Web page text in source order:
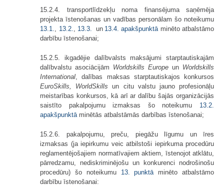
15.2.4. transportlīdzekļu noma finansējuma saņēmēja
projekta īstenošanas un vadības personālam šo noteikumu
13.1.
13.2. 13.3. un 13.4. apakšpunktā minēto atbalstāmo
darbību īstenošanai;
15.2.5. ikgadējie dalībvalsts maksājumi starptautiskajām
dalībvalstu asociācijām Worldskills Europe un Worldskills
International , dalības maksas starptautiskajos konkursos
EuroSkills, WorldSkills un citu valstu jauno profesionāļu
meistarības konkursos, kā arī ar dalību šajās organizācijās
saistīto pakalpojumu izmaksas šo noteikumu 13.2.
apakšpunktā minētās atbalstāmās darbības īstenošanai;
15.2.6. pakalpojumu, preču, piegāžu līgumu un īres
izmaksas (ja iepirkumu veic atbilstoši iepirkuma procedūru
reglamentējošajiem normatīvajiem aktiem, īstenojot atklātu,
pārredzamu, nediskriminējošu un konkurenci nodrošinošu
procedūru) šo noteikumu 13. punktā minēto atbalstāmo
darbību īstenošanai: